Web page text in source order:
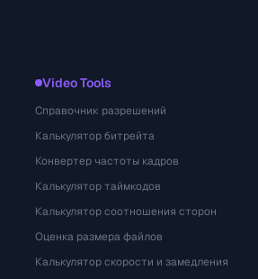
Video Tools
Справочник разрешений
Калькулятор битрейта
Конвертер частоты кадров
Калькулятор таймкодов
Калькулятор соотношения сторон
Оценка размера файлов
Калькулятор скорости и замедления